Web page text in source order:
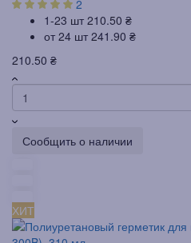
2
1-23 шт 210.50 ₴
от 24 шт 241.90 ₴
210.50 ₴
Сообщить о наличии
ХИТ